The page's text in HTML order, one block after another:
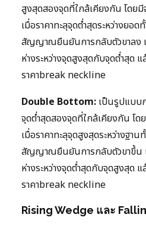
สูงสุดสองจุดที่ใกล้เคียงกัน โดยมี
เมื่อราคาทะลุจุดต่ำสุดระหว่างยอ
สัญญาณยืนยันการกลับตัวขาลง เป้
ห่างระหว่างจุดสูงสุดกับจุดต่ำสุด
ราคาbreak neckline
Double Bottom: เป็นรูปแบบ
จุดต่ำสุดสองจุดที่ใกล้เคียงกัน โด
เมื่อราคาทะลุจุดสูงสุดระหว่างฐา
สัญญาณยืนยันการกลับตัวขาขึ้น เป้
ห่างระหว่างจุดต่ำสุดกับจุดสูงสุด
ราคาbreak neckline
Rising Wedge และ